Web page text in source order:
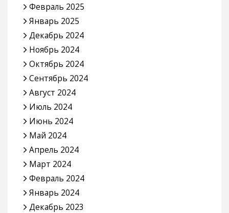
Февраль 2025
Январь 2025
Декабрь 2024
Ноябрь 2024
Октябрь 2024
Сентябрь 2024
Август 2024
Июль 2024
Июнь 2024
Май 2024
Апрель 2024
Март 2024
Февраль 2024
Январь 2024
Декабрь 2023